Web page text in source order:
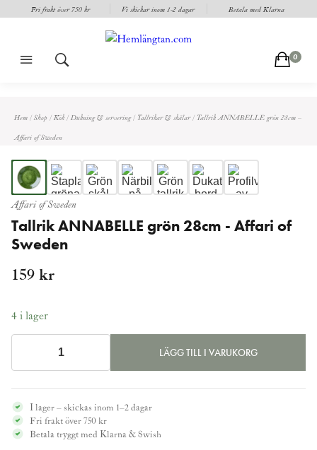
Fri frakt över 750 kr Vi skickar inom 1-2 dagar Betala med Klarna
m s c 0
Hem / Shop / Kök / Dukning & servering/ Tallrikar & skålar/ Tallrik ANNABELLE grön 28cm –
Affari of Sweden
Affari of Sweden
Tallrik ANNABELLE grön 28cm - Affari of
Sweden
159kr
4 i lager
ANNABELLE
grön
28cm
-
Affari
LÄGG TILL I VARUKORG
I lager – skickas inom 1–2 dagar
Fri frakt över 750 kr
Betala tryggt med Klarna & Swish